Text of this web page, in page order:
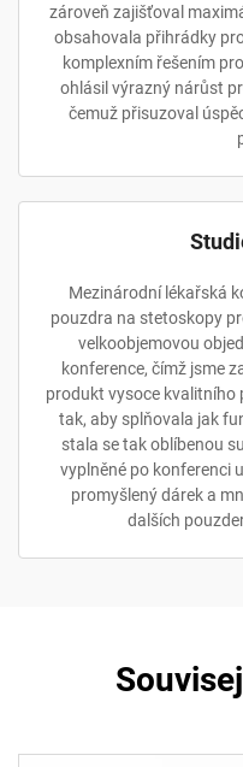
zároveň zajišťoval
obsahovala přihrádky
komplexním řešením
ohlásil výrazný nárůst
čemuž přisuzoval
Mezinárodní lékařská
pouzdra na stetoskopy
velkoobjemovou
konference, čímž jsme
produkt vysoce kvalitního
tak, aby splňovala jak
stala se tak oblíbenou
vyplněné po konferenci
promyšlený dárek a
dalších